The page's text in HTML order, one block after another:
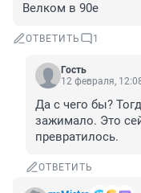
Велком в 90е
ОТВЕТИТЬ 1
Гость
12 февраля,
Да с чего бы?
зажимало. Это
превратилось.
ОТВЕТИТЬ